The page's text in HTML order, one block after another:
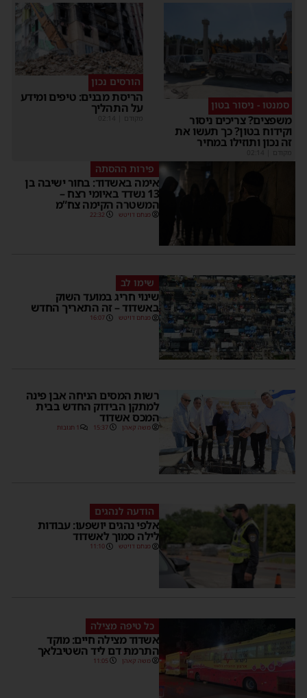
סמנטו - ניסור בטון
משפצים? צריכים ניסור
וקידוח בטון? כך תעשו את
זה נכון ותוזילו במחיר
מקודם
הורסים נכון
הריסת מבנים: טיפים ומידע
על התהליך
מקודם
פירות ההסתה
אימה באשדוד: בחור ישיבה בן
13 נשדד באיומי רצח –
המשטרה הקימה צח”מ
מנחם דויטש 22:32
שימו לב
שינוי חריג במועד השוק
באשדוד – זה התאריך החדש
מנחם דויטש 16:07
רשות המסים הניחה אבן פינה
למתקן הבידוק החדש בבית
המכס אשדוד
משה קאהן 15:37 1 תגובות
הודעה לנהגים
אלפי נהגים יושפעו: עבודות
לילה סמוך לאשדוד
מנחם דויטש 11:10
כל טיפה מצילה
אשדוד מצילה חיים: מוקד
התרמת דם ליד השטיבלאך
משה קאהן 11:05